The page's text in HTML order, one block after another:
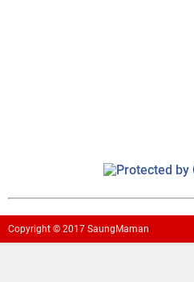
Copyright © 2017 SaungMaman